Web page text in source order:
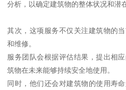
分析，以确定建筑物的整体状况和潜
其次，这项服务不仅关注建筑物的
和维修。
服务团队会根据评估结果，提出相
筑物在未来能够持续安全地使用。
同时，他们还会对建筑物的使用寿